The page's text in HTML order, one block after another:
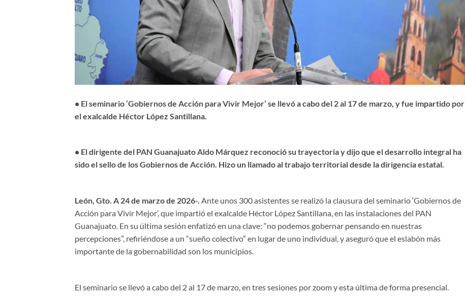
• El seminario ‘Gobiernos de Acción para Vivir Mejor’ se llevó a cabo del 2 al 17 de marzo, y fue impartido por
el exalcalde Héctor López Santillana.
• El dirigente del PAN Guanajuato Aldo Márquez reconoció su trayectoria y dijo que el desarrollo integral ha
sido el sello de los Gobiernos de Acción. Hizo un llamado al trabajo territorial desde la dirigencia estatal.
León, Gto. A 24 de marzo de 2026-. Ante unos 300 asistentes se realizó la clausura del seminario ‘Gobiernos de
Acción para Vivir Mejor’, que impartió el exalcalde Héctor López Santillana, en las instalaciones del PAN
Guanajuato. En su última sesión enfatizó en una clave: “no podemos gobernar pensando en nuestras
percepciones”, refiriéndose a un “sueño colectivo” en lugar de uno individual, y aseguró que el eslabón más
importante de la gobernabilidad son los municipios.
El seminario se llevó a cabo del 2 al 17 de marzo, en tres sesiones por zoom y esta última de forma presencial.